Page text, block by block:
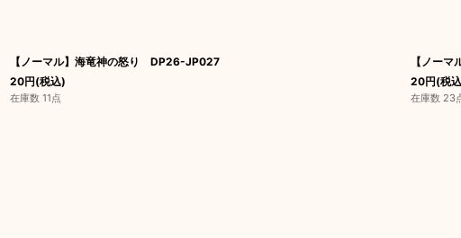
【ノーマル】海竜神の怒り DP26-JP027
20円(税込)
在庫数 11点
【ノー
20円(税
在庫数 23